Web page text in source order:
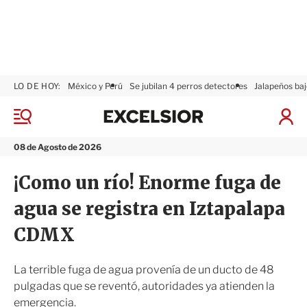
M
n
08 de Agosto de 2026
LO DE HOY: México y Perú Se jubilan 4 perros detectores Jalapeños
I
x
i
o
r
¡Como un río! Enorme fuga de
agua se registra en Iztapalapa
CDMX
La terrible fuga de agua provenía de un ducto de 48
pulgadas que se reventó, autoridades ya atienden la
emergencia.